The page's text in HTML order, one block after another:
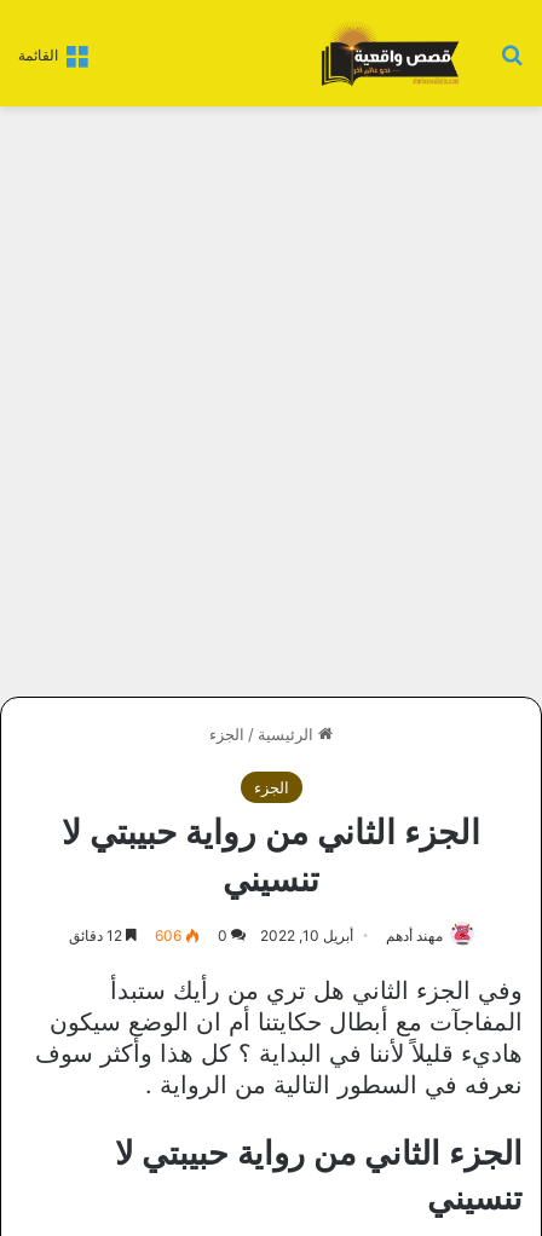
القائمة بحث عن
الرئيسية / الجزء
الجزء
الجزء الثاني من رواية حبيبتي لا
تنسيني
مهند أدهم أبريل 10, 2022 0
606 12 دقائق
وفي الجزء الثاني هل تري من رأيك ستبدأ
المفاجآت مع أبطال حكايتنا أم ان الوضع سيكون
هاديء قليلاً لأننا في البداية ؟ كل هذا وأكثر سوف
نعرفه في السطور التالية من الرواية .
الجزء الثاني من رواية حبيبتي لا
تنسيني